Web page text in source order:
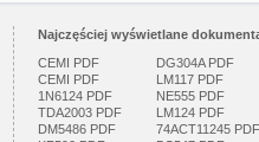
Najczęściej wyświetlane
CEMI PDF
CEMI PDF
1N6124 PDF
TDA2003 PDF
DM5486 PDF
DG304A PDF
LM117 PDF
NE555 PDF
LM124 PDF
74ACT11245 PDF